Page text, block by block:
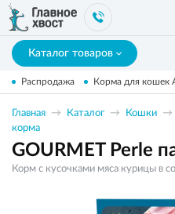
Каталог товаров
Распродажа Корма для кошек
Главная Каталог Кошки
корма
GOURMET Perle
Корм с кусочками мяса курицы в